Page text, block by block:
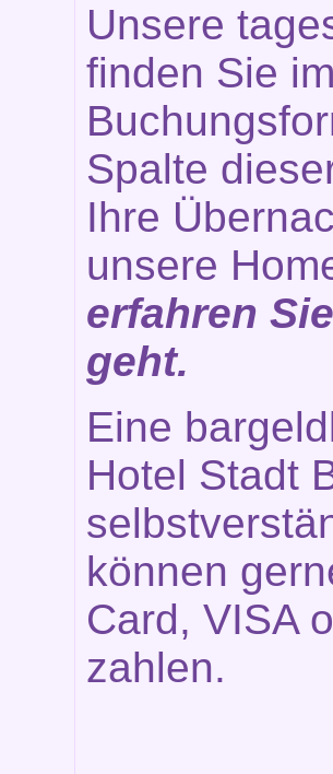
Unsere
finden Sie
Spalte
Ihre
unsere
erfahren
geht.
Eine
Hotel Stadt
können
Card, VISA
zahlen.